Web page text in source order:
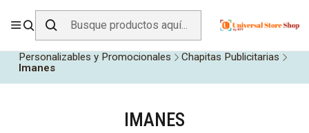
ENVÍO GRATIS SOBRE$19.990EN ZONA CENTRO
Personalizables y Promocionales
Chapitas Publicitarias
Imanes
IMANES